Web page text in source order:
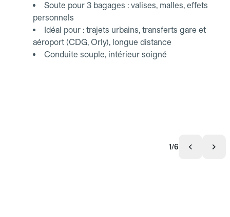
Soute pour 3 bagages : valises, malles, effets
personnels
Idéal pour : trajets urbains, transferts gare et
aéroport (CDG, Orly), longue distance
Conduite souple, intérieur soigné
1/6